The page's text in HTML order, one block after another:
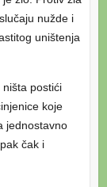
nužde i
uništenja
postići
koje
jednostavno
čak i